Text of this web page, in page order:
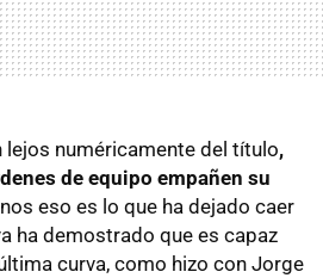
lejos numéricamente del título,
de equipo empañen su
eso es lo que ha dejado caer
ha demostrado que es capaz
curva, como hizo con Jorge